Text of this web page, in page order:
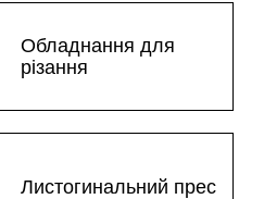
Обладнання для
різання
Листогинальний прес